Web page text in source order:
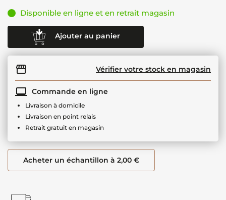
Disponible en ligne et en retrait magasin
Ajouter au panier
Vérifier votre stock en magasin
Commande en ligne
Livraison à domicile
Livraison en point relais
Retrait gratuit en magasin
Acheter un échantillon à 2,00 €